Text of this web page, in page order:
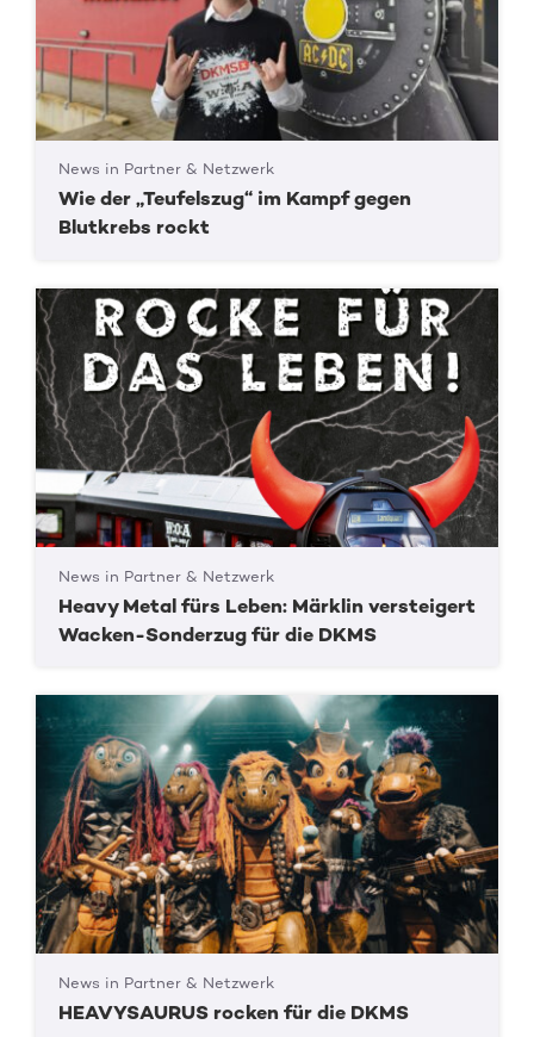
News in Partner & Netzwerk
Wie der „Teufelszug“ im Kampf gegen
Blutkrebs rockt
News in Partner & Netzwerk
Heavy Metal fürs Leben: Märklin versteigert
Wacken-Sonderzug für die DKMS
News in Partner & Netzwerk
HEAVYSAURUS rocken für die DKMS